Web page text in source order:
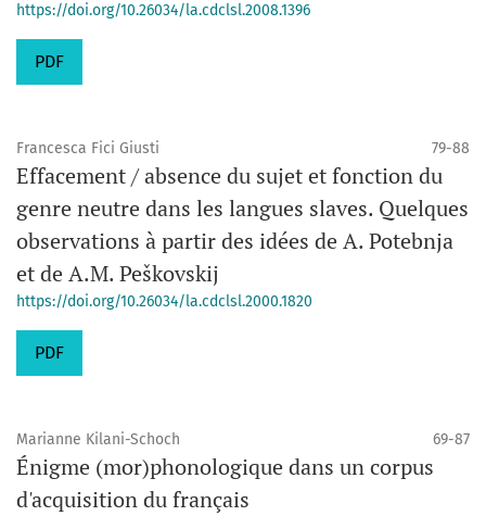
https://doi.org/10.26034/la.cdclsl.2008.1396
PDF
Francesca Fici Giusti 79-88
Effacement / absence du sujet et fonction du
genre neutre dans les langues slaves. Quelques
observations à partir des idées de A. Potebnja
et de A.M. Peškovskij
https://doi.org/10.26034/la.cdclsl.2000.1820
PDF
Marianne Kilani-Schoch 69-87
Énigme (mor)phonologique dans un corpus
d'acquisition du français